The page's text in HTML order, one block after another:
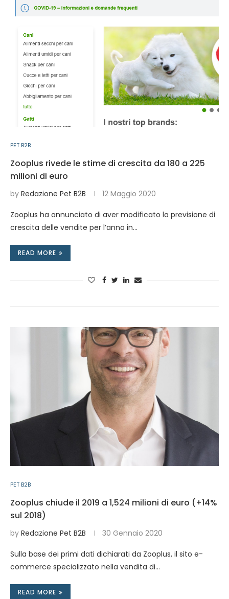
PET B2B
Zooplus rivede le stime di crescita da 180 a 225
milioni di euro
by Redazione Pet B2B 12 Maggio 2020
Zooplus ha annunciato di aver modificato la previsione di
crescita delle vendite per l’anno in…
READ MORE
PET B2B
Zooplus chiude il 2019 a 1,524 milioni di euro (+14%
sul 2018)
by Redazione Pet B2B 30 Gennaio 2020
Sulla base dei primi dati dichiarati da Zooplus, il sito e-
commerce specializzato nella vendita di…
READ MORE